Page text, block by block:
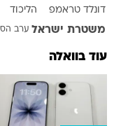
דונלד טראמפ הליכוד
משטרת ישראל ערב
עוד בוואלה